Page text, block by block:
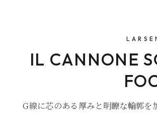
IL CANNONE
G線に芯のある厚みと明瞭な輪郭を